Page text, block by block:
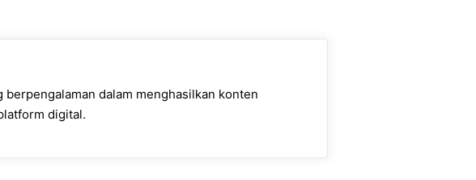
dalam menghasilkan konten
digital.